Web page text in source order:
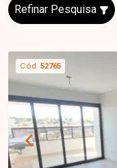
Refinar Pesquisa
Cód. 52765